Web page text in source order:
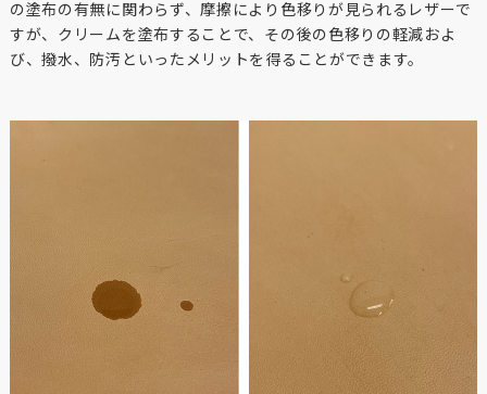
の塗布の有無に関わらず、摩擦により色移りが見られるレザーで
すが、クリームを塗布することで、その後の色移りの軽減およ
び、撥水、防汚といったメリットを得ることができます。